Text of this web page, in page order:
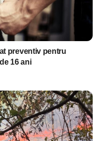
preventiv pentru
16 ani